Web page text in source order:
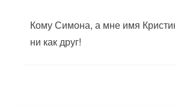
Кому Симона, а мне имя
ни как друг!